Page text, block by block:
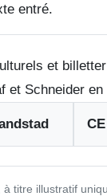
entré.
et
et Schneider en
titre illustratif